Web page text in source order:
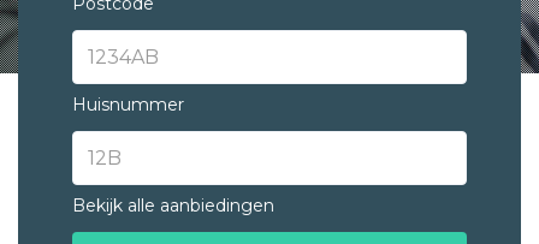
Huisnummer
Bekijk alle aanbiedingen